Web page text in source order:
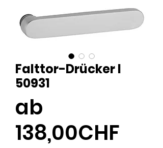
Falttor-Drücker l
50931
ab
138,00CHF